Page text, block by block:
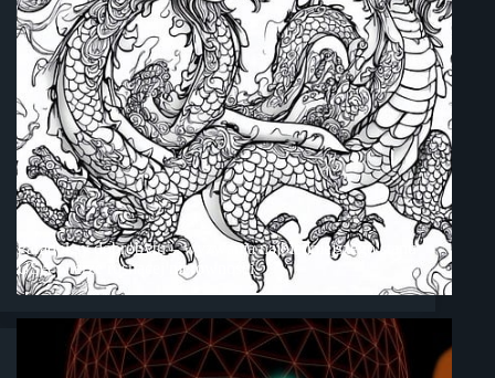
Paradoksy dobrobytu – wyzwania najbiedniejszego stanu
USA w erze rosnącej nierówności